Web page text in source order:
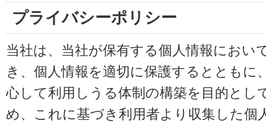
プライバシーポリシー
当社は、当社が保有する個人情報におい
き、個人情報を適切に保護するとともに
心して利用しうる体制の構築を目的とし
め、これに基づき利用者より収集した個